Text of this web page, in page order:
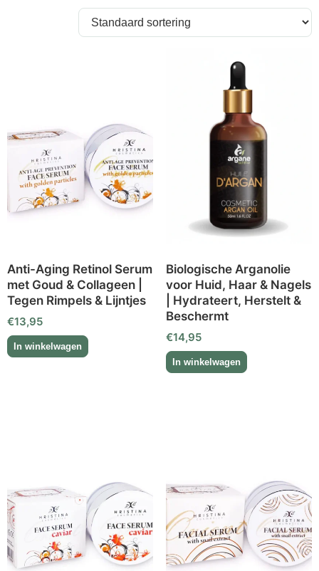
Anti-Aging Retinol Serum
met Goud & Collageen |
Tegen Rimpels & Lijntjes
€13,95
Biologische Arganolie
voor Huid, Haar & Nagels
| Hydrateert, Herstelt &
Beschermt
€14,95